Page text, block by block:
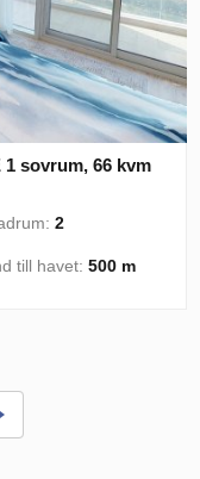
sovrum, 66 kvm
2
till havet:500 m